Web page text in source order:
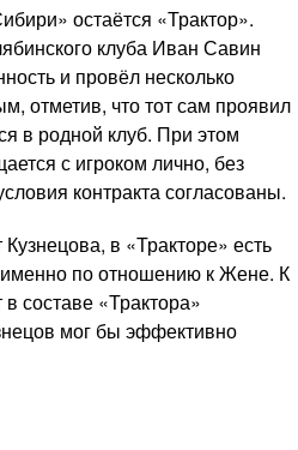
остаётся «Трактор».
клуба Иван Савин
и провёл несколько
отметив, что тот сам проявил
в родной клуб. При этом
с игроком лично, без
контракта согласованы.
в «Тракторе» есть
по отношению к Жене. К
составе «Трактора»
мог бы эффективно